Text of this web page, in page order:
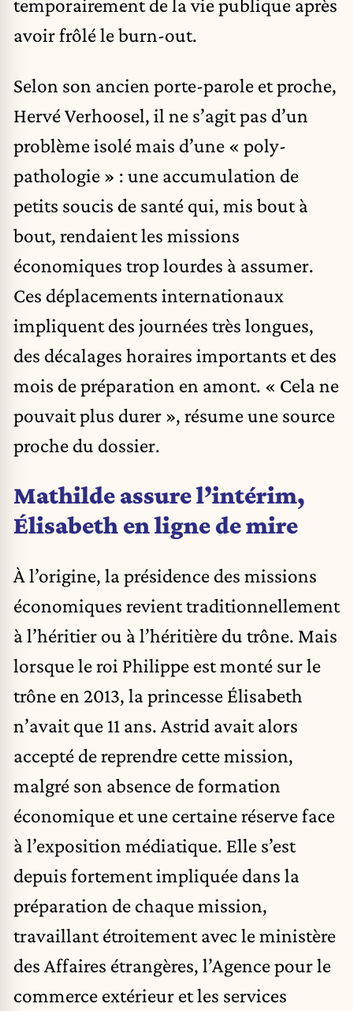
temporairement de la vie publique après
avoir frôlé le burn-out.
Selon son ancien porte-parole et proche,
Hervé Verhoosel, il ne s’agit pas d’un
problème isolé mais d’une « poly-
pathologie » : une accumulation de
petits soucis de santé qui, mis bout à
bout, rendaient les missions
économiques trop lourdes à assumer.
Ces déplacements internationaux
impliquent des journées très longues,
des décalages horaires importants et des
mois de préparation en amont. « Cela ne
pouvait plus durer », résume une source
proche du dossier.
Mathilde assure l’intérim,
Élisabeth en ligne de mire
À l’origine, la présidence des missions
économiques revient traditionnellement
à l’héritier ou à l’héritière du trône. Mais
lorsque le roi Philippe est monté sur le
trône en 2013, la princesse Élisabeth
n’avait que 11 ans. Astrid avait alors
accepté de reprendre cette mission,
malgré son absence de formation
économique et une certaine réserve face
à l’exposition médiatique. Elle s’est
depuis fortement impliquée dans la
préparation de chaque mission,
travaillant étroitement avec le ministère
des Affaires étrangères, l’Agence pour le
commerce extérieur et les services